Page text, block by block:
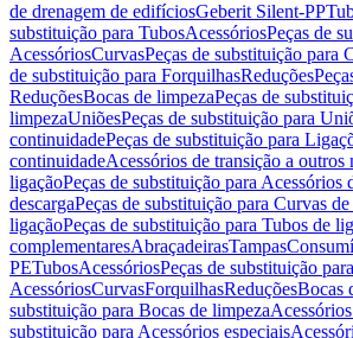
de drenagem de edifíciosGeberit Silent-PP
substituição para TubosAcessóriosPeças de
AcessóriosCurvasPeças de substituição para
de substituição para ForquilhasReduções
ReduçõesBocas de limpezaPeças de
limpezaUniõesPeças de substituição para
continuidadePeças de substituição para
continuidadeAcessórios de transição a outros
ligaçãoPeças de substituição para Acessórios
descargaPeças de substituição para Curvas de
ligaçãoPeças de substituição para Tubos de
complementaresAbraçadeirasTampas
PETubosAcessóriosPeças de substituição para
AcessóriosCurvasForquilhasReduçõesBocas
substituição para Bocas de limpeza
substituição para Acessórios especiais